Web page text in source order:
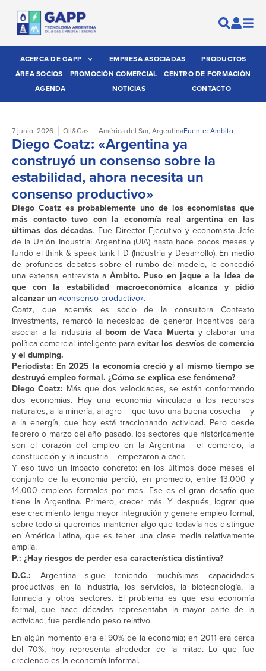
ACERCA DE GAPP EMPRESA ASOCIADAS
PRODUCTOS
ÁREA SOCIOS
PROMOCIÓN COMERCIAL
CENTRO DE FORMACIÓN
AGENDA
NOTICIAS CONTACTO
7 junio, 2026 Oil&Gas América del Sur, ArgentinaFuente: Ambito
Diego Coatz: «Argentina ya
construyó un consenso sobre la
estabilidad, ahora necesita un
consenso productivo»
Diego Coatz es probablemente uno de los economistas que
más contacto tuvo con la economía real argentina en las
últimas dos décadas. Fue Director Ejecutivo y economista Jefe
de la Unión Industrial Argentina (UIA) hasta hace pocos meses y
fundó el think & speak tank I+D (Industria y Desarrollo). En medio
de profundos debates sobre el rumbo del modelo, le concedió
una extensa entrevista aÁmbito. Puso en jaque a la idea de
que con la estabilidad macroeconómica alcanza y pidió
alcanzar un«consenso productivo».
Coatz, que además es socio de la consultora Contexto
Investments, remarcó la necesidad de generar incentivos para
asociar a la industria al boom de Vaca Muerta y elaborar una
política comercial inteligente paraevitar los desvíos de comercio
y el dumping.
Periodista: En 2025 la economía creció y al mismo tiempo se
destruyó empleo formal. ¿Cómo se explica ese fenómeno?
Diego Coatz: Más que dos velocidades, se están conformando
dos economías. Hay una economía vinculada a los recursos
naturales, a la minería, al agro —que tuvo una buena cosecha— y
a la energía, que hoy está traccionando actividad. Pero desde
febrero o marzo del año pasado, los sectores que históricamente
son el corazón del empleo en la Argentina —el comercio, la
construcción y la industria— empezaron a caer.
Y eso tuvo un impacto concreto: en los últimos doce meses el
conjunto de la economía perdió, en promedio, entre 13.000 y
14.000 empleos formales por mes. Ese es el gran desafío que
tiene la Argentina. Primero, crecer más. Y después, lograr que
ese crecimiento tenga mayor integración y genere empleo formal,
sobre todo si queremos mantener algo que todavía nos distingue
en América Latina, que es tener una clase media relativamente
amplia.
P.: ¿Hay riesgos de perder esa característica distintiva?
D.C.: Argentina sigue teniendo muchísimas capacidades
productivas en la industria, los servicios, la biotecnología, la
farmacia y otros sectores. El problema es que esa economía
formal, que hace décadas representaba la mayor parte de la
actividad, fue perdiendo peso relativo.
En algún momento era el 90% de la economía; en 2011 era cerca
del 70%; hoy representa alrededor de la mitad. Lo que fue
creciendo es la economía informal.